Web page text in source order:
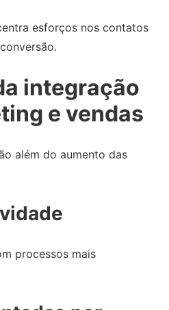
esforços nos contatos
integração
e vendas
além do aumento das
processos mais